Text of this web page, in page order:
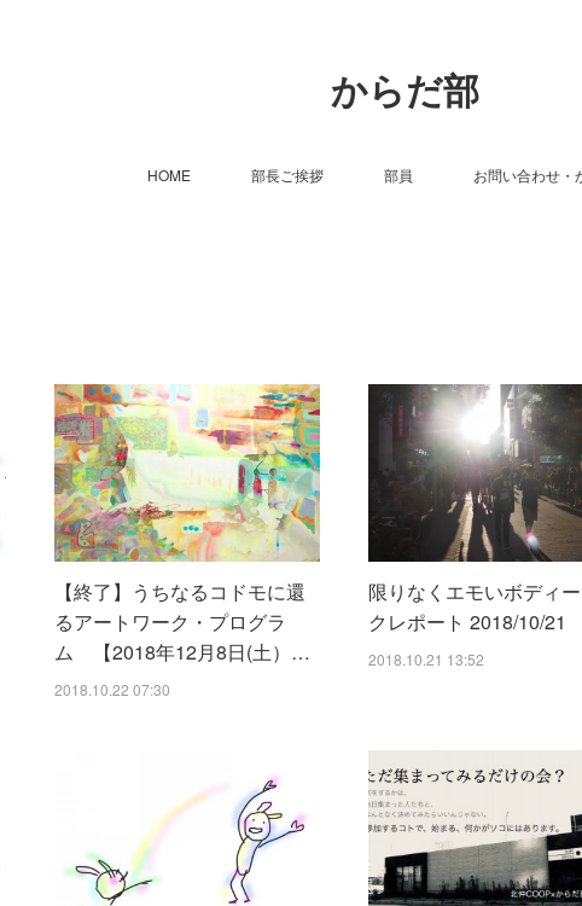
からだ部
HOME 部長ご挨拶 部員 お問い合わせ・
【終了】うちなるコドモに還
るアートワーク・プログラ
ム 【2018年12月8日(土）…
2018.10.22 07:30
限りなくエモいボディ
クレポート 2018/10/21
2018.10.21 13:52